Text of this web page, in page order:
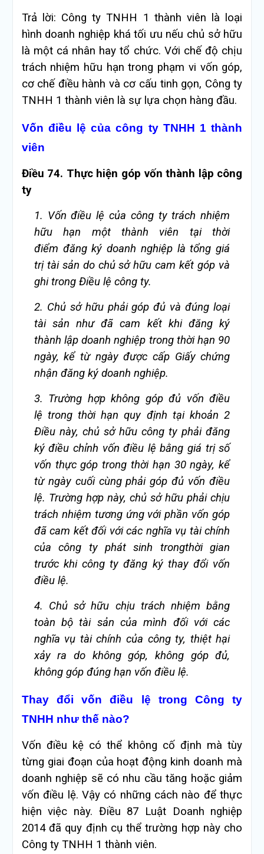
Trả lời: Công ty TNHH 1 thành viên là loại
hình doanh nghiệp khá tối ưu nếu chủ sở hữu
là một cá nhân hay tổ chức. Với chế độ chịu
trách nhiệm hữu hạn trong phạm vi vốn góp,
cơ chế điều hành và cơ cấu tinh gọn, Công ty
TNHH 1 thành viên là sự lựa chọn hàng đầu.
Vốn điều lệ của công ty TNHH 1 thành
viên
Điều 74. Thực hiện góp vốn thành lập công
ty
1. Vốn điều lệ của công ty trách nhiệm
hữu hạn một thành viên tại thời
điểm đăng ký doanh nghiệp là tổng giá
trị tài sản do chủ sở hữu cam kết góp và
ghi trong Điều lệ công ty.
2. Chủ sở hữu phải góp đủ và đúng loại
tài sản như đã cam kết khi đăng ký
thành lập doanh nghiệp trong thời hạn 90
ngày, kể từ ngày được cấp Giấy chứng
nhận đăng ký doanh nghiệp.
3. Trường hợp không góp đủ vốn điều
lệ trong thời hạn quy định tại khoản 2
Điều này, chủ sở hữu công ty phải đăng
ký điều chỉnh vốn điều lệ bằng giá trị số
vốn thực góp trong thời hạn 30 ngày, kể
từ ngày cuối cùng phải góp đủ vốn điều
lệ. Trường hợp này, chủ sở hữu phải chịu
trách nhiệm tương ứng với phần vốn góp
đã cam kết đối với các nghĩa vụ tài chính
của công ty phát sinh trongthời gian
trước khi công ty đăng ký thay đổi vốn
điều lệ.
4. Chủ sở hữu chịu trách nhiệm bằng
toàn bộ tài sản của mình đối với các
nghĩa vụ tài chính của công ty, thiệt hại
xảy ra do không góp, không góp đủ,
không góp đúng hạn vốn điều lệ.
Thay đổi vốn điều lệ trong Công ty
TNHH như thế nào?
Vốn điều kệ có thể không cố định mà tùy
từng giai đoạn của hoạt động kinh doanh mà
doanh nghiệp sẽ có nhu cầu tăng hoặc giảm
vốn điều lệ. Vậy có những cách nào để thực
hiện việc này. Điều 87 Luật Doanh nghiệp
2014 đã quy định cụ thể trường hợp này cho
Công ty TNHH 1 thành viên.